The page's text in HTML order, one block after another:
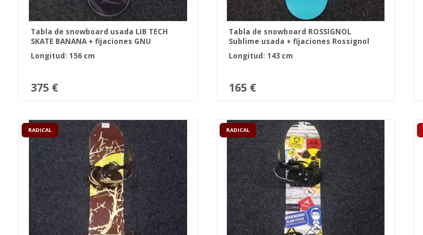
Tabla de snowboard usada LIB TECH
SKATE BANANA + fijaciones GNU
Freedom FASTEC talla L
Longitud: 156 cm
375 €
Tabla de snowboard ROSSIGNOL
Sublime usada + fijaciones Rossignol
talla M
Longitud: 143 cm
165 €
RADICAL RADICAL